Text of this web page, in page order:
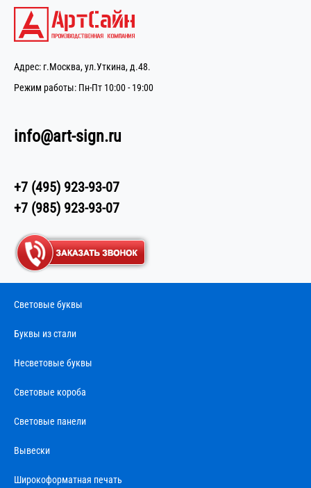
Адрес: г.Москва, ул.Уткина, д.48.
Режим работы: Пн-Пт 10:00 - 19:00
info@art-sign.ru
+7 (495) 923-93-07
+7 (985) 923-93-07
Световые буквы
Буквы из стали
Несветовые буквы
Световые короба
Световые панели
Вывески
Широкоформатная печать